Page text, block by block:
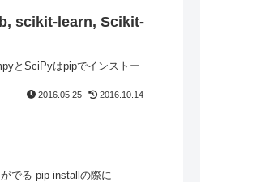
scikit-learn, Scikit-
とSciPyはpipでインストー
2016.05.25 2016.10.14
でる pip installの際に